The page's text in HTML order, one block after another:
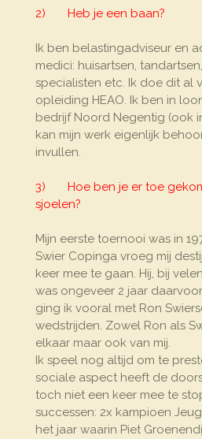
2) Heb je een baan?
Ik ben belastingadviseur en
medici: huisartsen,
specialisten etc. Ik doe dit al
opleiding HEAO. Ik ben in
bedrijf Noord Negentig (ook
kan mijn werk eigenlijk
invullen.
3) Hoe ben je er toe
sjoelen?
Mijn eerste toernooi was in
Swier Copinga vroeg mij
keer mee te gaan. Hij, bij
was ongeveer 2 jaar
ging ik vooral met Ron
wedstrijden. Zowel Ron als
elkaar maar ook van mij.
Ik speel nog altijd om te
sociale aspect heeft de
toch niet een keer mee te
successen: 2x kampioen
het jaar waarin Piet